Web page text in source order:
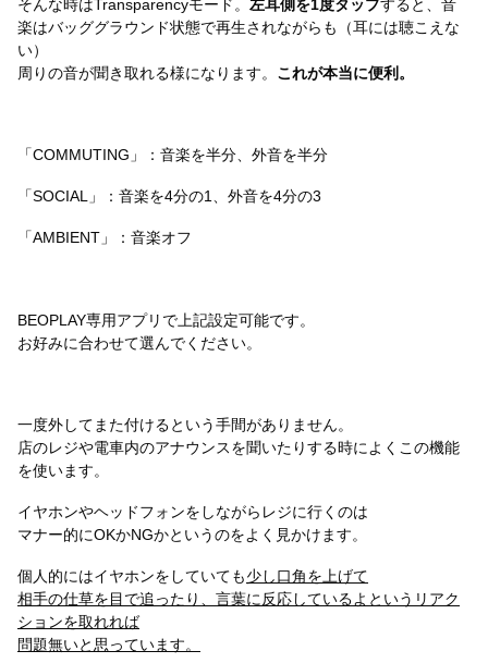
そんな時はTransparencyモード。 左耳側を1度タップすると、音
楽はバッググラウンド状態で再生されながらも（耳には聴こえな
い）
周りの音が聞き取れる様になります。 これが本当に便利。
「COMMUTING」：音楽を半分、外音を半分
「SOCIAL」：音楽を4分の1、外音を4分の3
「AMBIENT」：音楽オフ
BEOPLAY専用アプリで上記設定可能です。
お好みに合わせて選んでください。
一度外してまた付けるという手間がありません。
店のレジや電車内のアナウンスを聞いたりする時によくこの機能
を使います。
イヤホンやヘッドフォンをしながらレジに行くのは
マナー的にOKかNGかというのをよく見かけます。
個人的にはイヤホンをしていても少し口角を上げて
相手の仕草を目で追ったり、言葉に反応しているよというリアク
ションを取れれば
問題無いと思っています。